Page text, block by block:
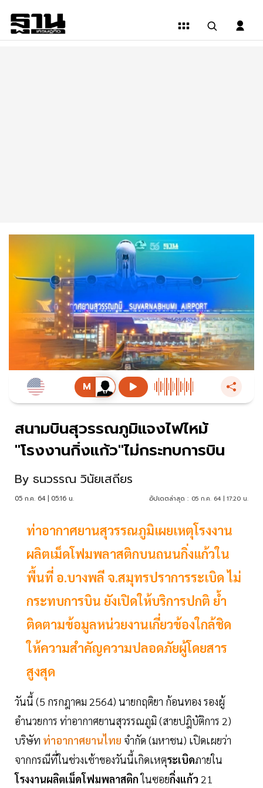
สนามบินสุวรรณภูมิแจงไฟไหม้
"โรงงานกิ่งแก้ว"ไม่กระทบการบิน
By ธนวรรณ วินัยเสถียร
05 ก.ค. 64 | 05:16 น. อัปเดตล่าสุด : 05 ก.ค. 64 | 17:20 น.
ท่าอากาศยานสุวรรณภูมิเผยเหตุโรงงาน
ผลิตเม็ดโฟมพลาสติกบนถนนกิ่งแก้วใน
พื้นที่ อ.บางพลี จ.สมุทรปราการระเบิด ไม่
กระทบการบิน ยังเปิดให้บริการปกติ ย้ำ
ติดตามข้อมูลหน่วยงานเกี่ยวข้องใกล้ชิด
ให้ความสำคัญความปลอดภัยผู้โดยสาร
สูงสุด
วันนี้ (5 กรกฎาคม 2564) นายกฤติยา ก้อนทอง รองผู้
อำนวยการ ท่าอากาศยานสุวรรณภูมิ (สายปฎิบัติการ 2)
บริษัท ท่าอากาศยานไทย จำกัด (มหาชน) เปิดเผยว่า
จากกรณีที่ในช่วงเช้าของวันนี้เกิดเหตุระเบิดภายใน
โรงงานผลิตเม็ดโฟมพลาสติกในซอยกิ่งแก้ว 21